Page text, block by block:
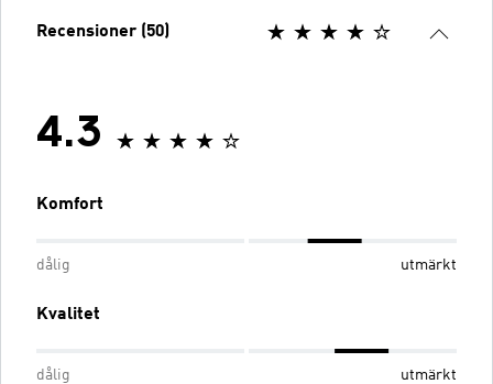
Recensioner (50)
4.3
Komfort
dålig utmärkt
Kvalitet
dålig utmärkt